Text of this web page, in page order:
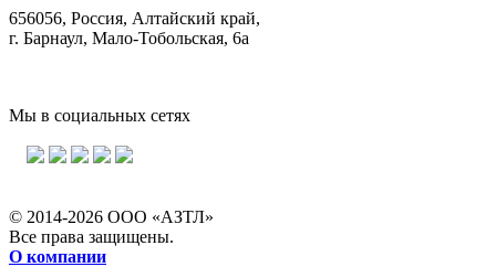
656056, Россия, Алтайский край,
г. Барнаул, Мало-Тобольская, 6а
Мы в социальных сетях
© 2014-2026 ООО «АЗТЛ»
Все права защищены.
О компании